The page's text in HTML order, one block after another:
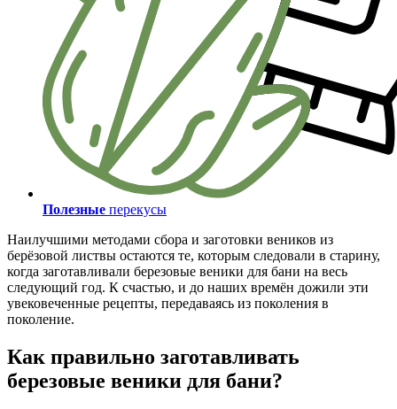
Полезные перекусы
Наилучшими методами сбора и заготовки веников из
берёзовой листвы остаются те, которым следовали в старину,
когда заготавливали березовые веники для бани на весь
следующий год. К счастью, и до наших времён дожили эти
увековеченные рецепты, передаваясь из поколения в
поколение.
Как правильно заготавливать
березовые веники для бани?